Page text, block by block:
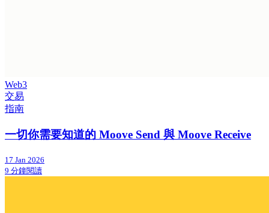
Web3
交易
指南
一切你需要知道的 Moove Send 與 Moove Receive
17 Jan 2026
9 分鐘閱讀